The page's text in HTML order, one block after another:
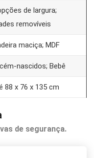
de largura;
removíveis
maciça; MDF
nascidos; Bebê
88 x 76 x 135 cm
de segurança.